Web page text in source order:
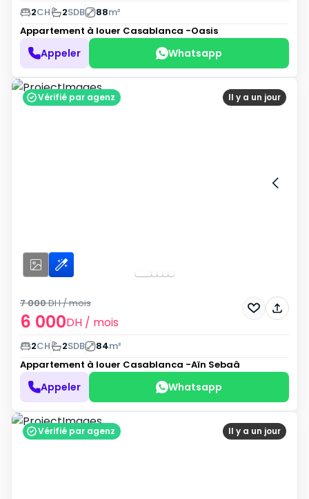
2CH 2SDB 88m²
Appartement à louer Casablanca -Oasis
Appeler Whatsapp
Il y a un jour
Vérifié par agenz
6 000DH / mois
7 000DH/ mois
2CH 2SDB 84m²
Appartement à louer Casablanca -Aïn Sebaâ
Appeler Whatsapp
Il y a un jour
Vérifié par agenz